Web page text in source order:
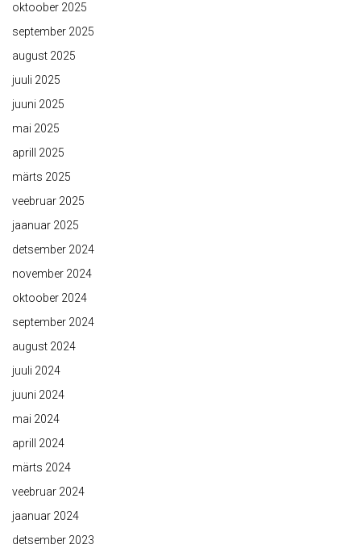
oktoober 2025
september 2025
august 2025
juuli 2025
juuni 2025
mai 2025
aprill 2025
märts 2025
veebruar 2025
jaanuar 2025
detsember 2024
november 2024
oktoober 2024
september 2024
august 2024
juuli 2024
juuni 2024
mai 2024
aprill 2024
märts 2024
veebruar 2024
jaanuar 2024
detsember 2023